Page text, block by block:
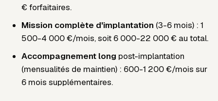
€ forfaitaires.
Mission complète d'implantation (3-6 mois) : 1
500-4 000 €/mois, soit 6 000-22 000 € au total.
Accompagnement long post-implantation
(mensualités de maintien) : 600-1 200 €/mois sur
6 mois supplémentaires.